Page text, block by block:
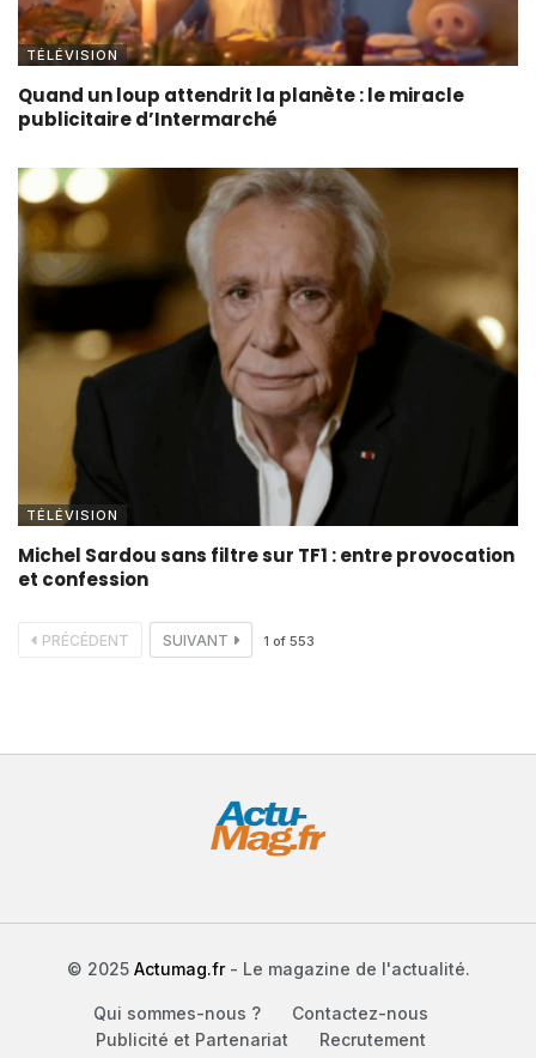
TÉLÉVISION
Quand un loup attendrit la planète : le miracle
publicitaire d’Intermarché
TÉLÉVISION
Michel Sardou sans filtre sur TF1 : entre provocation
et confession
PRÉCÉDENT SUIVANT 1 of 553
© 2025 Actumag.fr- Le magazine de l'actualité.
Qui sommes-nous ?
Contactez-nous
Publicité et Partenariat
Recrutement